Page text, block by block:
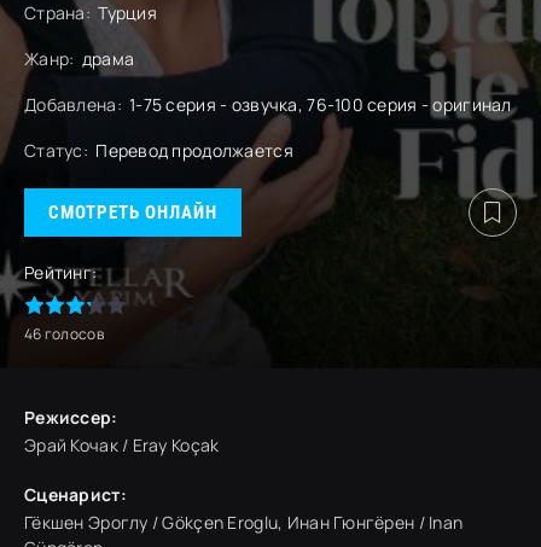
Страна: Турция
Жанр: драма
Добавлена: 1-75 серия - озвучка, 76-100 серия - оригинал
Статус: Перевод продолжается
СМОТРЕТЬ ОНЛАЙН
Рейтинг:
46голосов
Режиссер:
Эрай Кочак / Eray Koçak
Сценарист:
Гёкшен Эроглу / Gökçen Eroglu, Инан Гюнгёрен / Inan